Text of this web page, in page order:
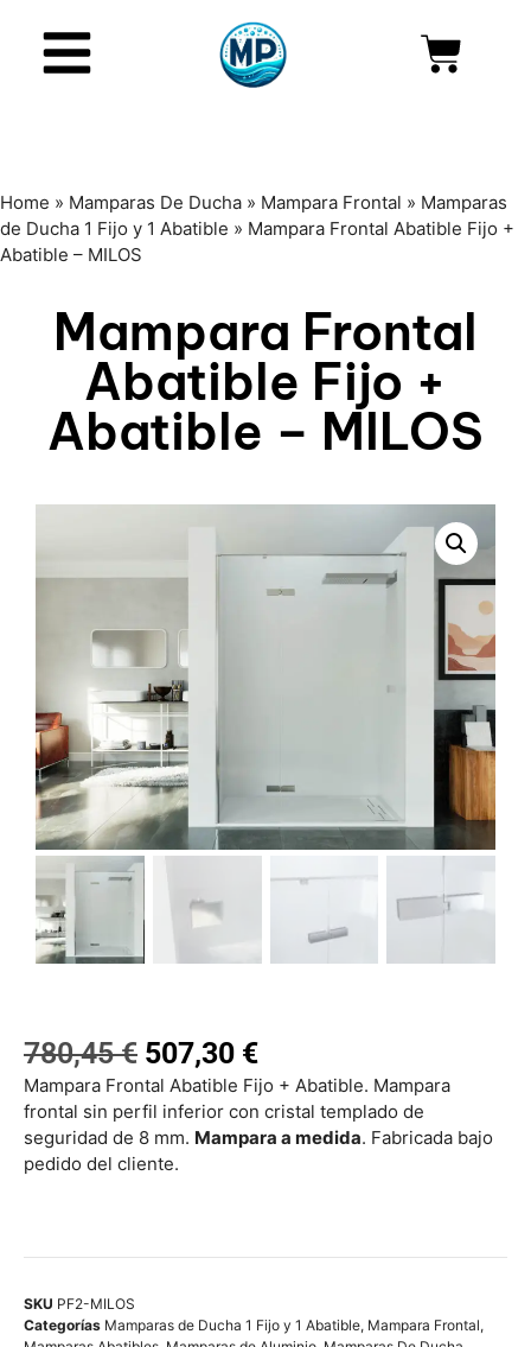
Home » Mamparas De Ducha » Mampara Frontal » Mamparas
de Ducha 1 Fijo y 1 Abatible » Mampara Frontal Abatible Fijo +
Abatible – MILOS
Mampara Frontal
Abatible Fijo +
Abatible – MILOS
780,45€ 507,30 €
Mampara Frontal Abatible Fijo + Abatible. Mampara
frontal sin perfil inferior con cristal templado de
seguridad de 8 mm. Mampara a medida. Fabricada bajo
pedido del cliente.
SKU PF2-MILOS
Categorías Mamparas de Ducha 1 Fijo y 1 Abatible, Mampara Frontal,